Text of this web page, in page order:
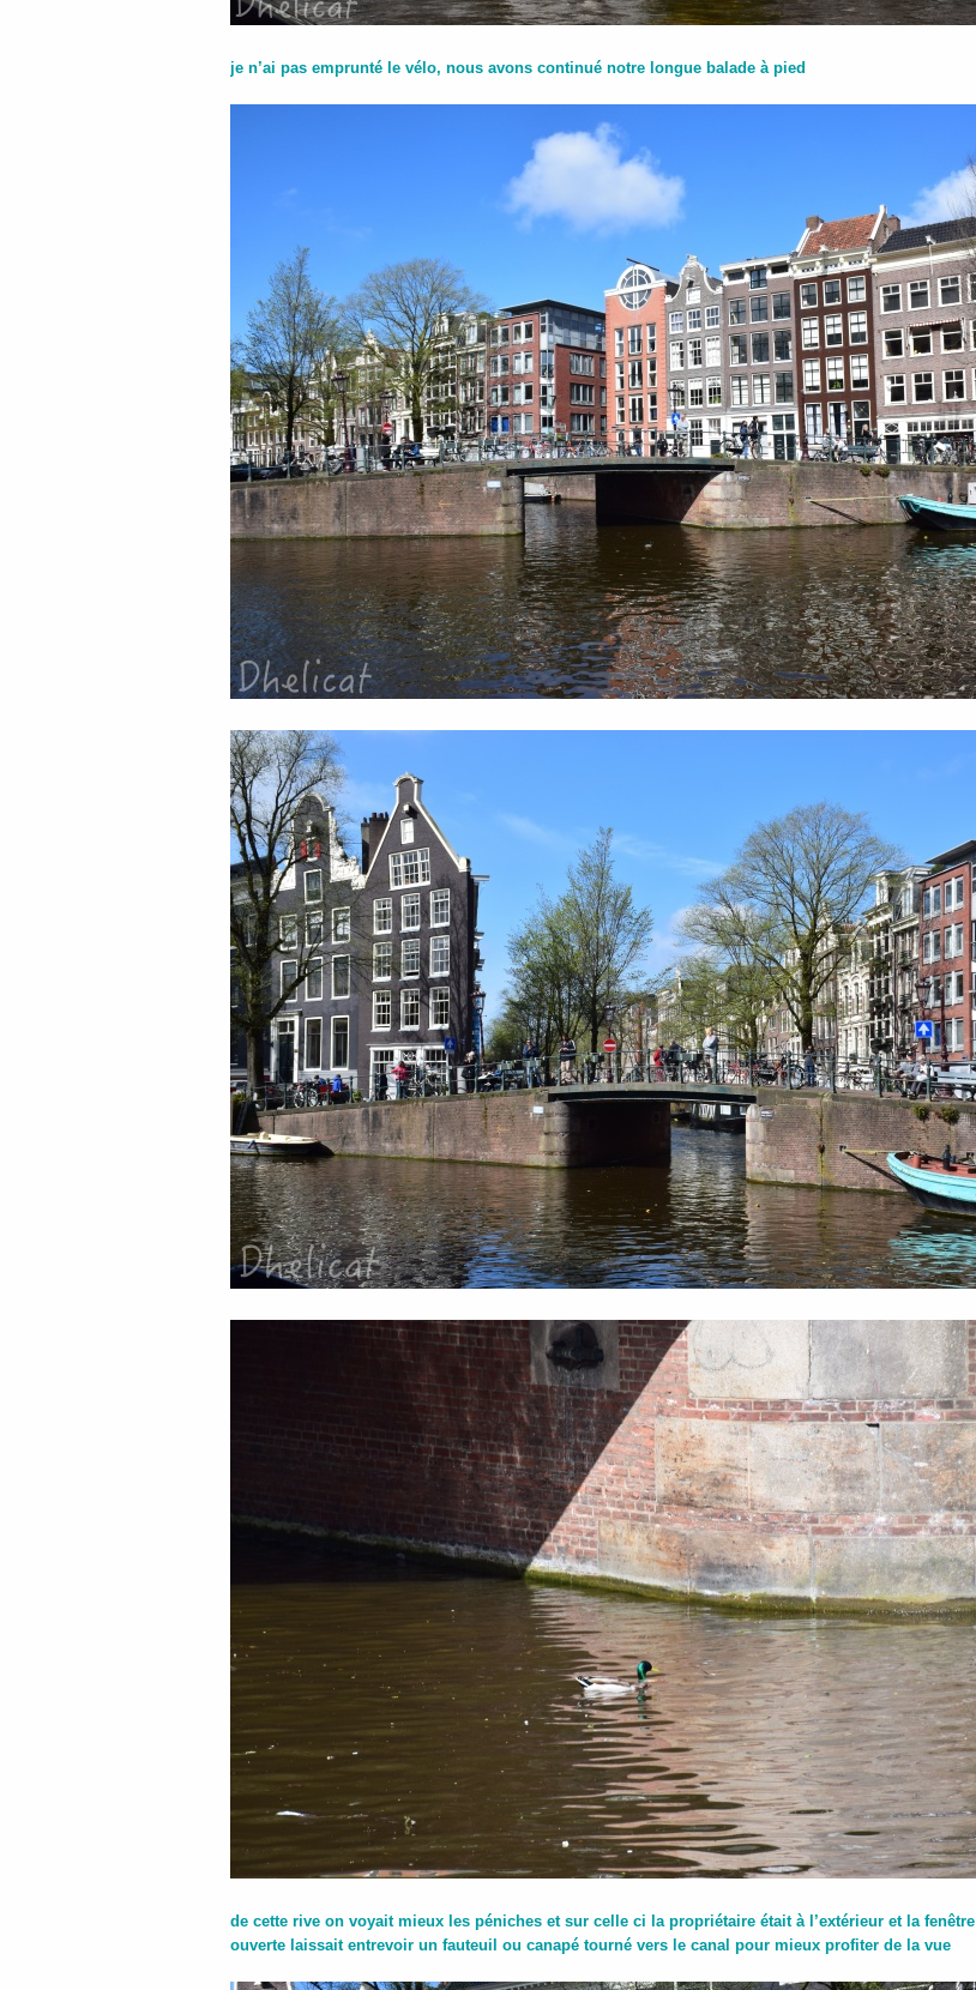
je n’ai pas emprunté le vélo, nous avons continué notre longue balade à pied
de cette rive on voyait mieux les péniches et sur celle ci la propriétaire était à l’extérieur et la fenêtre
ouverte laissait entrevoir un fauteuil ou canapé tourné vers le canal pour mieux profiter de la vue